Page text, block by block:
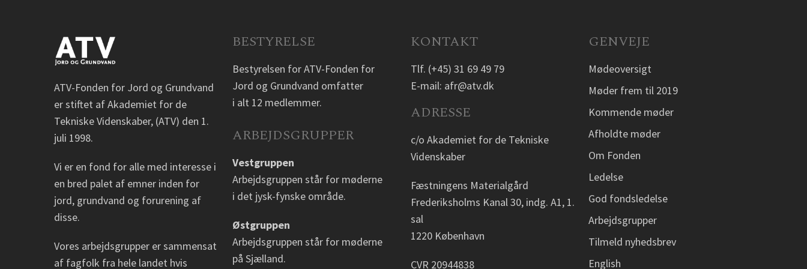
ATV-Fonden for Jord og Grundvand
er stiftet af Akademiet for de
Tekniske Videnskaber, (ATV) den 1.
juli 1998.
Vi er en fond for alle med interesse i
en bred palet af emner inden for
jord, grundvand og forurening af
disse.
Vores arbejdsgrupper er sammensat
af fagfolk fra hele landet hvis
BESTYRELSE
Bestyrelsen for ATV-Fonden for
Jord og Grundvand omfatter
i alt 12 medlemmer.
ARBEJDSGRUPPER
Vestgruppen
Arbejdsgruppen står for møderne
i det jysk-fynske område.
Østgruppen
Arbejdsgruppen står for møderne
på Sjælland.
KONTAKT
Tlf. (+45) 31 69 49 79
E-mail: afr@atv.dk
ADRESSE
c/o Akademiet for de Tekniske
Videnskaber
Fæstningens Materialgård
Frederiksholms Kanal 30, indg. A1, 1.
sal
1220 København
CVR 20944838
GENVEJE
Mødeoversigt
Møder frem til 2019
Kommende møder
Afholdte møder
Om Fonden
Ledelse
God fondsledelse
Arbejdsgrupper
Tilmeld nyhedsbrev
English